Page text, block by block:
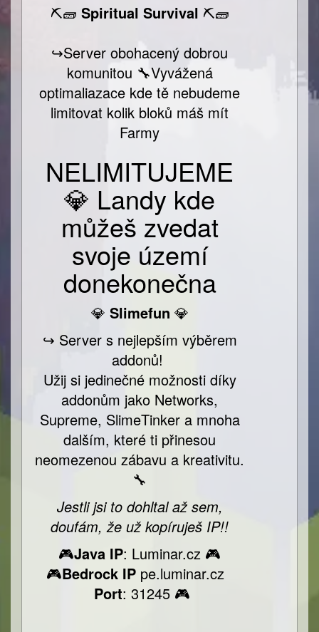
⛏🧱 Spiritual Survival ⛏🧱
↪️Server obohacený dobrou
komunitou 🔧Vyvážená
optimaliazace kde tě nebudeme
limitovat kolik bloků máš mít
Farmy
NELIMITUJEME
💎 Landy kde
můžeš zvedat
svoje území
donekonečna
💎 Slimefun 💎
↪️ Server s nejlepším výběrem
addonů!
Užij si jedinečné možnosti díky
addonům jako Networks,
Supreme, SlimeTinker a mnoha
dalším, které ti přinesou
neomezenou zábavu a kreativitu.
🔧
Jestli jsi to dohltal až sem,
doufám, že už kopíruješ IP!!
🎮Java IP: Luminar.cz 🎮
🎮Bedrock IP pe.luminar.cz
Port: 31245 🎮